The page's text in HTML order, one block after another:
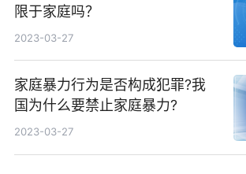
限于家庭吗？
2023-03-27
家庭暴力行为是否构成犯罪?我
国为什么要禁止家庭暴力?
2023-03-27